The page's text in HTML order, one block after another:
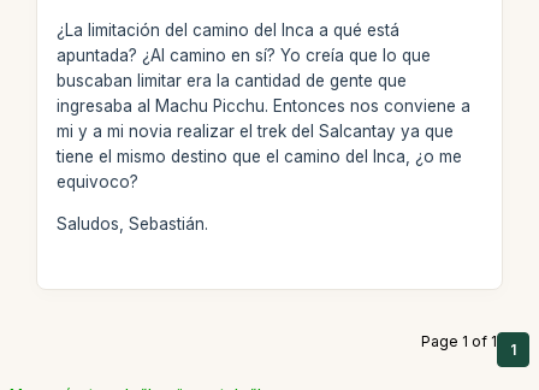
¿La limitación del camino del Inca a qué está
apuntada? ¿Al camino en sí? Yo creía que lo que
buscaban limitar era la cantidad de gente que
ingresaba al Machu Picchu. Entonces nos conviene a
mi y a mi novia realizar el trek del Salcantay ya que
tiene el mismo destino que el camino del Inca, ¿o me
equivoco?
Saludos, Sebastián.
Page 1 of 1 1